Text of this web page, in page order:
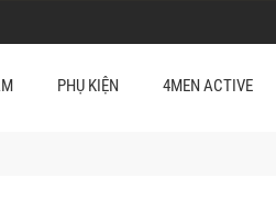
PHỤ KIỆN 4MEN ACTIVE